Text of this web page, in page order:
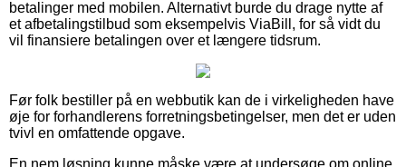
betalinger med mobilen. Alternativt burde du drage nytte af
et afbetalingstilbud som eksempelvis ViaBill, for så vidt du
vil finansiere betalingen over et længere tidsrum.
Før folk bestiller på en webbutik kan de i virkeligheden have
øje for forhandlerens forretningsbetingelser, men det er uden
tvivl en omfattende opgave.
En nem løsning kunne måske være at undersøge om online